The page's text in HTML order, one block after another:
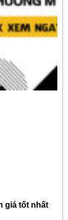
giá tốt nhất